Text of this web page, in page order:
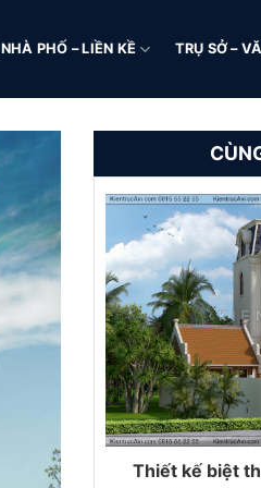
NHÀ PHỐ – LIỀN KỀ TRỤ SỞ –
Thiết kế biệt